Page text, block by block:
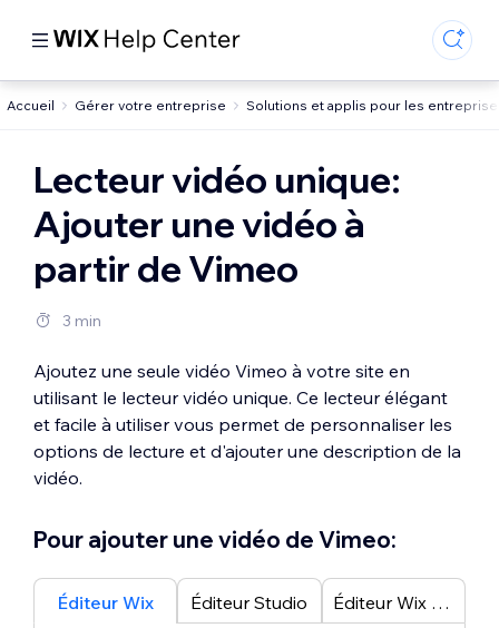
Accueil Gérer votre entreprise Solutions et applis pour les
Lecteur vidéo unique:
Ajouter une vidéo à
partir de Vimeo
3 min
Ajoutez une seule vidéo Vimeo à votre site en
utilisant le lecteur vidéo unique. Ce lecteur élégant
et facile à utiliser vous permet de personnaliser les
options de lecture et d'ajouter une description de la
vidéo.
Pour ajouter une vidéo de Vimeo:
Éditeur Wix Éditeur Studio Éditeur Wix Harmony